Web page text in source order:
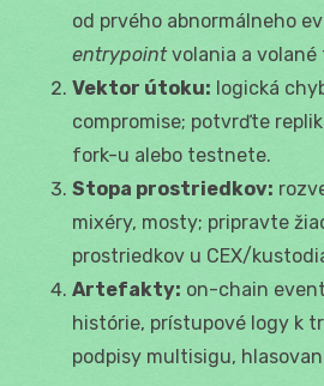
od prvého abnormálneho
entrypointvolania a volané
Vektor útoku: logická
compromise; potvrďte
fork-u alebo testnete.
Stopa prostriedkov:
mixéry, mosty; pripravte
prostriedkov u CEX/
Artefakty: on-chain
histórie, prístupové logy k
podpisy multisigu,